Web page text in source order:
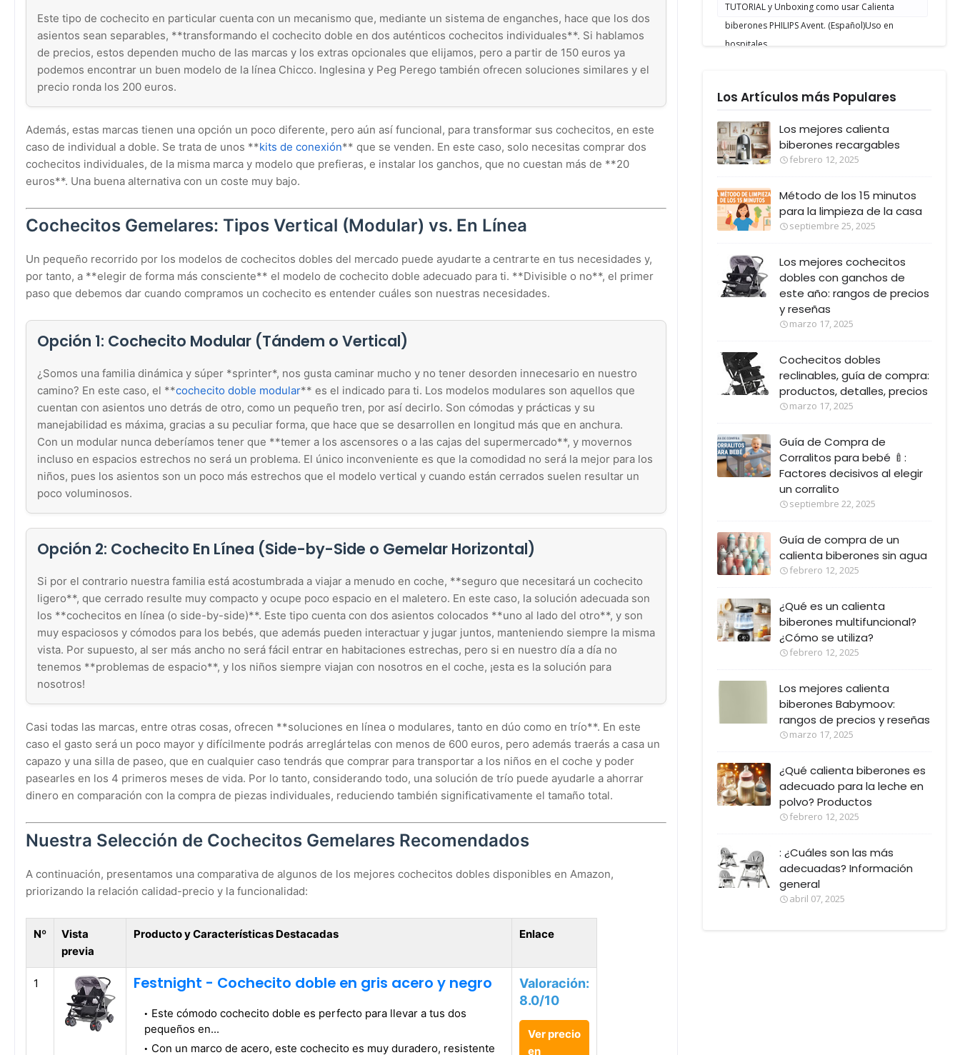
Este tipo de cochecito en particular cuenta con un mecanismo que, mediante un sistema de enganches, hace que los dos
asientos sean separables, **transformando el cochecito doble en dos auténticos cochecitos individuales**. Si hablamos
de precios, estos dependen mucho de las marcas y los extras opcionales que elijamos, pero a partir de 150 euros ya
podemos encontrar un buen modelo de la línea Chicco. Inglesina y Peg Perego también ofrecen soluciones similares y el
precio ronda los 200 euros.
Además, estas marcas tienen una opción un poco diferente, pero aún así funcional, para transformar sus cochecitos, en este
caso de individual a doble. Se trata de unos **kits de conexión** que se venden. En este caso, solo necesitas comprar dos
cochecitos individuales, de la misma marca y modelo que prefieras, e instalar los ganchos, que no cuestan más de **20
euros**. Una buena alternativa con un coste muy bajo.
Cochecitos Gemelares: Tipos Vertical (Modular) vs. En Línea
Un pequeño recorrido por los modelos de cochecitos dobles del mercado puede ayudarte a centrarte en tus necesidades y,
por tanto, a **elegir de forma más consciente** el modelo de cochecito doble adecuado para ti. **Divisible o no**, el primer
paso que debemos dar cuando compramos un cochecito es entender cuáles son nuestras necesidades.
Opción 1: Cochecito Modular (Tándem o Vertical)
¿Somos una familia dinámica y súper *sprinter*, nos gusta caminar mucho y no tener desorden innecesario en nuestro
camino? En este caso, el **cochecito doble modular** es el indicado para ti. Los modelos modulares son aquellos que
cuentan con asientos uno detrás de otro, como un pequeño tren, por así decirlo. Son cómodas y prácticas y su
manejabilidad es máxima, gracias a su peculiar forma, que hace que se desarrollen en longitud más que en anchura.
Con un modular nunca deberíamos tener que **temer a los ascensores o a las cajas del supermercado**, y movernos
incluso en espacios estrechos no será un problema. El único inconveniente es que la comodidad no será la mejor para los
niños, pues los asientos son un poco más estrechos que el modelo vertical y cuando están cerrados suelen resultar un
poco voluminosos.
Opción 2: Cochecito En Línea (Side-by-Side o Gemelar Horizontal)
Si por el contrario nuestra familia está acostumbrada a viajar a menudo en coche, **seguro que necesitará un cochecito
ligero**, que cerrado resulte muy compacto y ocupe poco espacio en el maletero. En este caso, la solución adecuada son
los **cochecitos en línea (o side-by-side)**. Este tipo cuenta con dos asientos colocados **uno al lado del otro**, y son
muy espaciosos y cómodos para los bebés, que además pueden interactuar y jugar juntos, manteniendo siempre la misma
vista. Por supuesto, al ser más ancho no será fácil entrar en habitaciones estrechas, pero si en nuestro día a día no
tenemos **problemas de espacio**, y los niños siempre viajan con nosotros en el coche, ¡esta es la solución para
nosotros!
Casi todas las marcas, entre otras cosas, ofrecen **soluciones en línea o modulares, tanto en dúo como en trío**. En este
caso el gasto será un poco mayor y difícilmente podrás arreglártelas con menos de 600 euros, pero además traerás a casa un
capazo y una silla de paseo, que en cualquier caso tendrás que comprar para transportar a los niños en el coche y poder
pasearles en los 4 primeros meses de vida. Por lo tanto, considerando todo, una solución de trío puede ayudarle a ahorrar
dinero en comparación con la compra de piezas individuales, reduciendo también significativamente el tamaño total.
Nuestra Selección de Cochecitos Gemelares Recomendados
A continuación, presentamos una comparativa de algunos de los mejores cochecitos dobles disponibles en Amazon,
priorizando la relación calidad-precio y la funcionalidad:
Nº
Vista
previa
Producto y Características Destacadas Enlace
1 Festnight - Cochecito doble en gris acero y negro
Este cómodo cochecito doble es perfecto para llevar a tus dos
pequeños en...
Con un marco de acero, este cochecito es muy duradero, resistente
Valoración:
8.0/10
Ver precio
en
TUTORIAL y Unboxing como usar Calienta
biberones PHILIPS Avent. (Español)Uso en
hospitales
Los Artículos más Populares
Los mejores calienta
biberones recargables
febrero 12, 2025
Método de los 15 minutos
para la limpieza de la casa
septiembre 25, 2025
Los mejores cochecitos
dobles con ganchos de
este año: rangos de precios
y reseñas
marzo 17, 2025
Cochecitos dobles
reclinables, guía de compra:
productos, detalles, precios
marzo 17, 2025
Guía de Compra de
Corralitos para bebé 🍼:
Factores decisivos al elegir
un corralito
septiembre 22, 2025
Guía de compra de un
calienta biberones sin agua
febrero 12, 2025
¿Qué es un calienta
biberones multifuncional?
¿Cómo se utiliza?
febrero 12, 2025
Los mejores calienta
biberones Babymoov:
rangos de precios y reseñas
marzo 17, 2025
¿Qué calienta biberones es
adecuado para la leche en
polvo? Productos
febrero 12, 2025
: ¿Cuáles son las más
adecuadas? Información
general
abril 07, 2025